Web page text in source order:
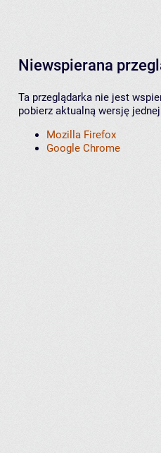
Niewspierana
Ta przeglądarka nie jest
pobierz aktualną wersję
Mozilla Firefox
Google Chrome